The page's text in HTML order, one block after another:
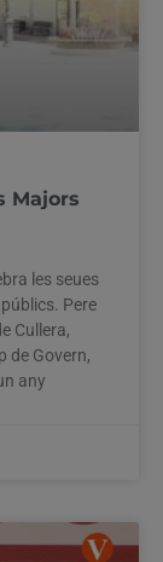
Majors
les seues
Pere
Cullera,
de Govern,
any